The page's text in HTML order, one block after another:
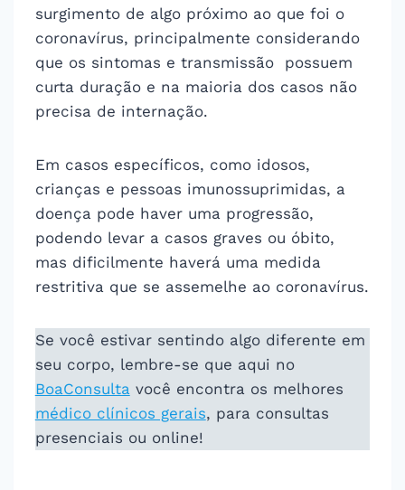
surgimento de algo próximo ao que foi o
coronavírus, principalmente considerando
que os sintomas e transmissão possuem
curta duração e na maioria dos casos não
precisa de internação.
Em casos específicos, como idosos,
crianças e pessoas imunossuprimidas, a
doença pode haver uma progressão,
podendo levar a casos graves ou óbito,
mas dificilmente haverá uma medida
restritiva que se assemelhe ao coronavírus.
Se você estivar sentindo algo diferente em
seu corpo, lembre-se que aqui no
BoaConsultavocê encontra os melhores
médico clínicos gerais, para consultas
presenciais ou online!